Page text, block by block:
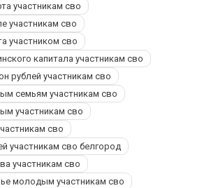
участникам сво
участникам сво
участником сво
капитала участникам сво
рублей участникам сво
семьям участникам сво
участникам сво
сво
участникам сво белгород
участникам сво
молодым участникам сво